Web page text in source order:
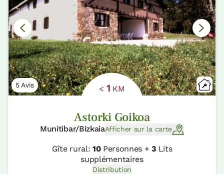
5 Avis < 1 KM
Astorki Goikoa
Munitibar/BizkaiaAfficher sur la carte
Gîte rural: 10Personnes +3Lits
supplémentaires
Distribution